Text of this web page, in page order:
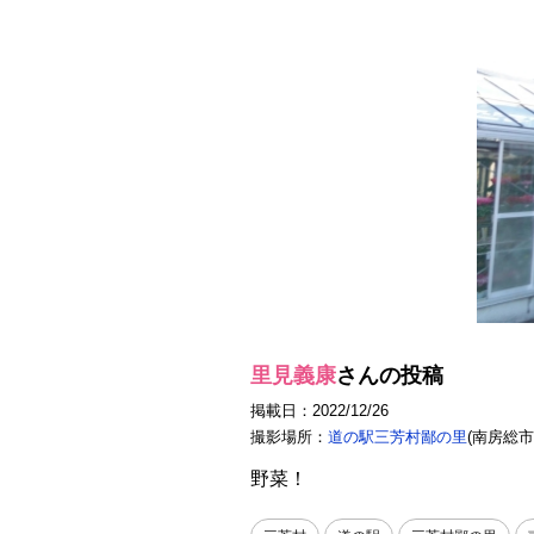
里見義康さんの投稿
掲載日：2022/12/26
撮影場所： 道の駅三芳村鄙の里(南房総
野菜！